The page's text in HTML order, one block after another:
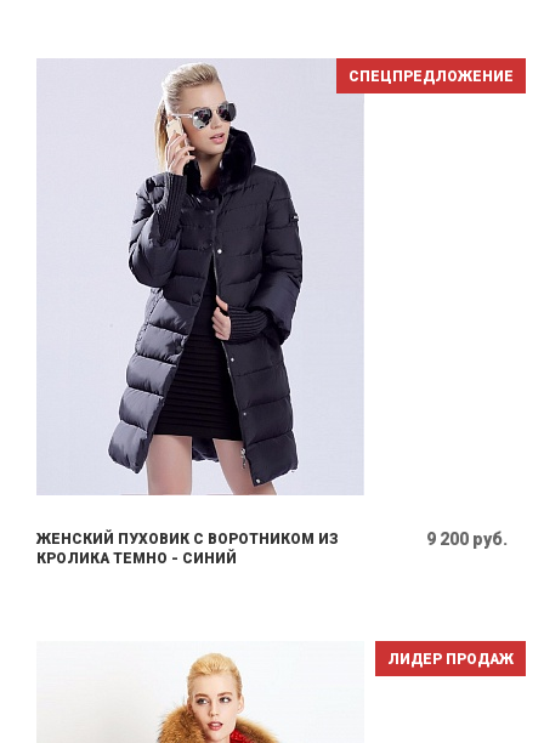
СПЕЦПРЕДЛОЖЕНИЕ
ЖЕНСКИЙ ПУХОВИК С ВОРОТНИКОМ ИЗ
КРОЛИКА ТЕМНО - СИНИЙ
9 200 руб.
ЛИДЕР ПРОДАЖ